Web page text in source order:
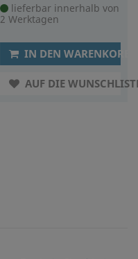
lieferbar innerhalb von
2 Werktagen
IN DEN WARENKORB
AUF DIE